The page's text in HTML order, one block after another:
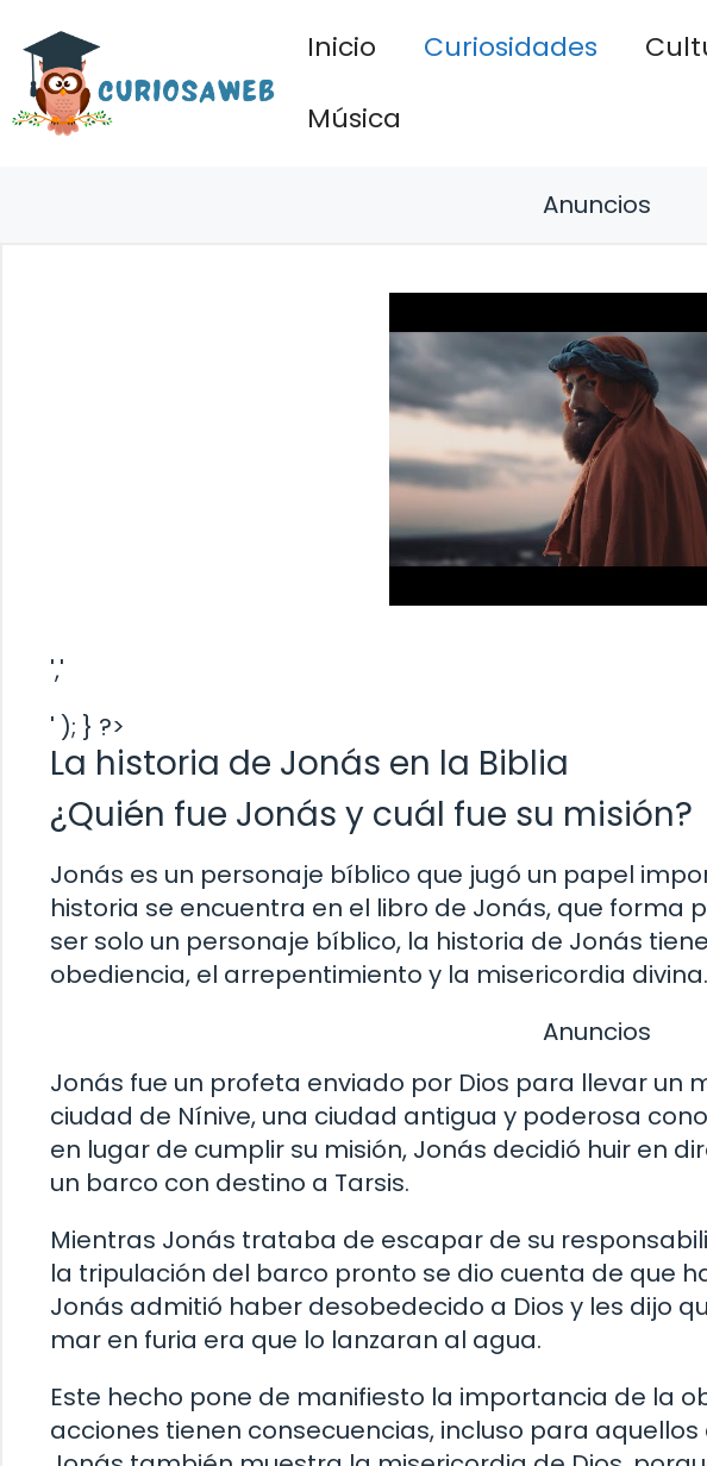
contenido
Inicio Curiosidades
Música
Anuncios
','
' ); } ?>
La historia de Jonás en la Biblia
¿Quién fue Jonás y cuál fue su misión?
Jonás es un personaje bíblico que jugó un papel
historia se encuentra en el libro de Jonás, que forma
ser solo un personaje bíblico, la historia de Jonás
obediencia, el arrepentimiento y la misericordia divina.
Anuncios
Jonás fue un profeta enviado por Dios para llevar un
ciudad de Nínive, una ciudad antigua y poderosa
en lugar de cumplir su misión, Jonás decidió huir en
un barco con destino a Tarsis.
Mientras Jonás trataba de escapar de su
la tripulación del barco pronto se dio cuenta de que
Jonás admitió haber desobedecido a Dios y les dijo
mar en furia era que lo lanzaran al agua.
Este hecho pone de manifiesto la importancia de la
acciones tienen consecuencias, incluso para